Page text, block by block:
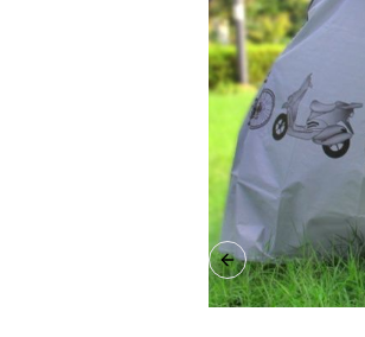
Previous slide